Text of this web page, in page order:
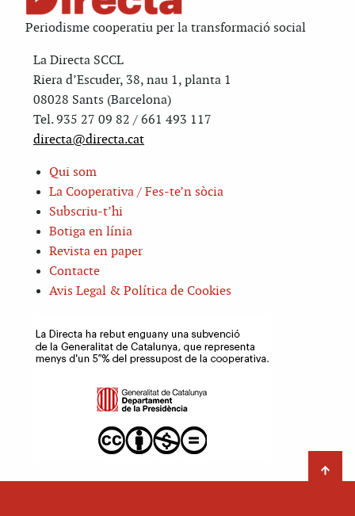
Periodisme cooperatiu per la transformació social
La Directa SCCL
Riera d’Escuder, 38, nau 1, planta 1
08028 Sants (Barcelona)
Tel. 935 27 09 82 / 661 493 117
directa@directa.cat
Qui som
La Cooperativa / Fes-te’n sòcia
Subscriu-t’hi
Botiga en línia
Revista en paper
Contacte
Avis Legal & Política de Cookies